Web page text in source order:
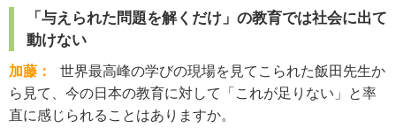
「与えられた問題を解くだけ」の教育では社会に出て
動けない
加藤：
世界最高峰の学びの現場を見てこられた飯田先生か
ら見て、今の日本の教育に対して「これが足りない」と率
直に感じられることはありますか。